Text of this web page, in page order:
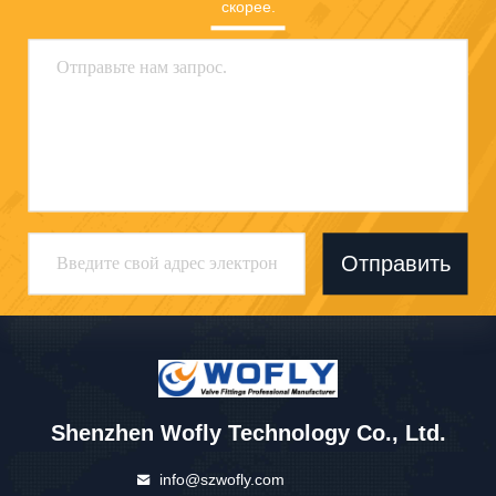
скорее.
Отправить
Shenzhen Wofly Technology Co., Ltd.
info@szwofly.com